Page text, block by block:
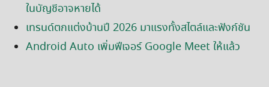
ในบัญชีอาจหายได้
เทรนด์ตกแต่งบ้านปี 2026 มาแรงทั้งสไตล์และฟังก์ชัน
Android Auto เพิ่มฟีเจอร์ Google Meet ให้แล้ว